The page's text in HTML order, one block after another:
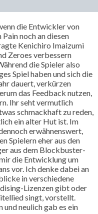
die Entwickler von
noch an diesen
Kenichiro Imaizumi
Zeroes verbessern
die Spieler also
Spiel haben und sich die
dauert, verkürzen
das Feedback nutzen,
Ihr seht vermutlich
schmackhaft zu reden,
ein alter Hut ist. Im
erwähnenswert,
Spielern eher aus den
aus dem Blockbuster-
die Entwicklung um
vor. Ich denke dabei an
in verschiedene
Lizenzen gibt oder
singt, vorstellt.
und neulich gab es ein